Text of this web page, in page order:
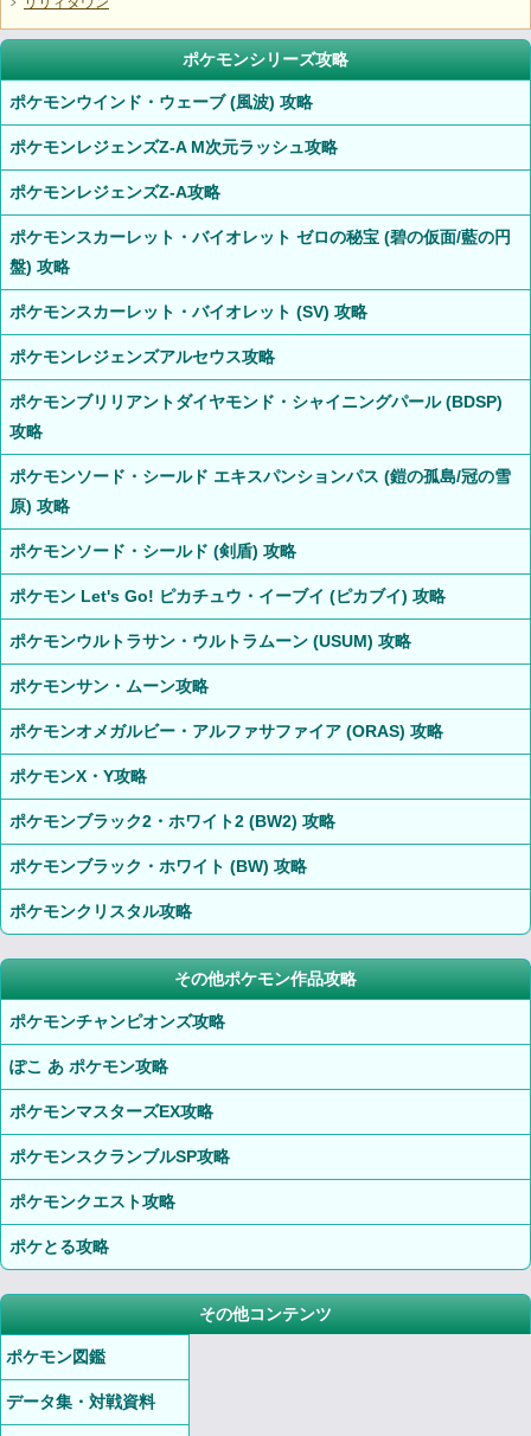
ポケモンシリーズ攻略
ポケモンウインド・ウェーブ (風波) 攻略
ポケモンレジェンズZ-A M次元ラッシュ攻略
ポケモンレジェンズZ-A攻略
ポケモンスカーレット・バイオレット ゼロの秘宝 (碧の仮面/藍の円
盤) 攻略
ポケモンスカーレット・バイオレット (SV) 攻略
ポケモンレジェンズアルセウス攻略
ポケモンブリリアントダイヤモンド・シャイニングパール (BDSP)
攻略
ポケモンソード・シールド エキスパンションパス (鎧の孤島/冠の雪
原) 攻略
ポケモンソード・シールド (剣盾) 攻略
ポケモン Let's Go! ピカチュウ・イーブイ (ピカブイ) 攻略
ポケモンウルトラサン・ウルトラムーン (USUM) 攻略
ポケモンサン・ムーン攻略
ポケモンオメガルビー・アルファサファイア (ORAS) 攻略
ポケモンX・Y攻略
ポケモンブラック2・ホワイト2 (BW2) 攻略
ポケモンブラック・ホワイト (BW) 攻略
ポケモンクリスタル攻略
その他ポケモン作品攻略
ポケモンチャンピオンズ攻略
ぽこ あ ポケモン攻略
ポケモンマスターズEX攻略
ポケモンスクランブルSP攻略
ポケモンクエスト攻略
ポケとる攻略
その他コンテンツ
ポケモン図鑑
データ集・対戦資料